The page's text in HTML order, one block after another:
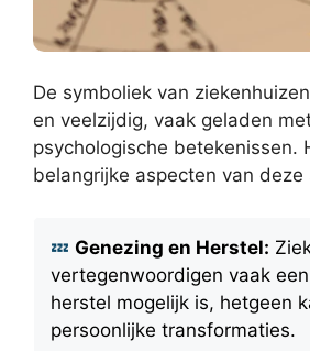
De symboliek van
en veelzijdig, vaak geladen
psychologische betekenissen.
belangrijke aspecten van deze
Genezing en Herstel:
vertegenwoordigen vaak
herstel mogelijk is, hetgeen
persoonlijke transformaties.